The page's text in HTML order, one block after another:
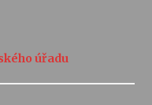
Kolchoz a
úřadu